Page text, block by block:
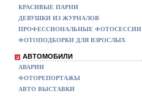
КРАСИВЫЕ ПАРНИ
ДЕВУШКИ ИЗ ЖУРНАЛОВ
ПРОФЕССИОНАЛЬНЫЕ ФОТОСЕССИИ
ФОТОПОДБОРКИ ДЛЯ ВЗРОСЛЫХ
АВТОМОБИЛИ
АВАРИИ
ФОТОРЕПОРТАЖЫ
АВТО ВЫСТАВКИ